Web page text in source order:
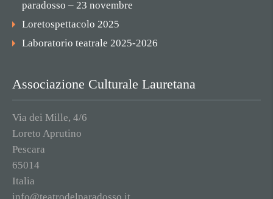
paradosso – 23 novembre
Loretospettacolo 2025
Laboratorio teatrale 2025-2026
Associazione Culturale Lauretana
Via dei Mille, 4/6
Loreto Aprutino
Pescara
65014
Italia